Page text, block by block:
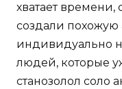
хватает времени,
создали
индивидуально
людей, которые
станозолол соло